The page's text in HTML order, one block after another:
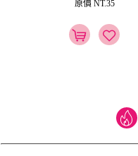
原價 NT.35